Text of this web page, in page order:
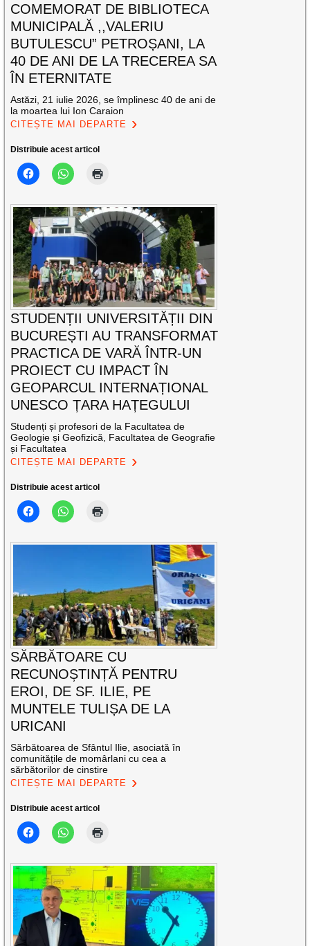
COMEMORAT DE BIBLIOTECA
MUNICIPALĂ ,,VALERIU
BUTULESCU” PETROȘANI, LA
40 DE ANI DE LA TRECEREA SA
ÎN ETERNITATE
Astăzi, 21 iulie 2026, se împlinesc 40 de ani de
la moartea lui Ion Caraion
CITEȘTE MAI DEPARTE
Distribuie acest articol
STUDENȚII UNIVERSITĂȚII DIN
BUCUREȘTI AU TRANSFORMAT
PRACTICA DE VARĂ ÎNTR-UN
PROIECT CU IMPACT ÎN
GEOPARCUL INTERNAȚIONAL
UNESCO ȚARA HAȚEGULUI
Studenți și profesori de la Facultatea de
Geologie și Geofizică, Facultatea de Geografie
și Facultatea
CITEȘTE MAI DEPARTE
Distribuie acest articol
SĂRBĂTOARE CU
RECUNOȘTINȚĂ PENTRU
EROI, DE SF. ILIE, PE
MUNTELE TULIȘA DE LA
URICANI
Sărbătoarea de Sfântul Ilie, asociată în
comunitățile de momârlani cu cea a
sărbătorilor de cinstire
CITEȘTE MAI DEPARTE
Distribuie acest articol